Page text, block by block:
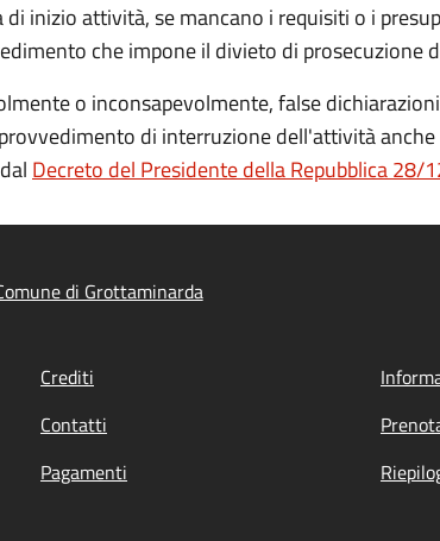
di inizio attività, se mancano i requisiti o i
che impone il divieto di
o inconsapevolmente, false
di interruzione dell'attività
Decreto del Presidente della Repubblica 28/
di Grottaminarda
Crediti
Contatti
Pagamenti